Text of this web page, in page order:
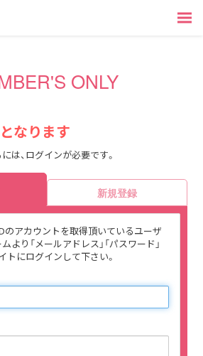
ONLY
なります
は、ログインが必要です。
新規登録
のアカウントを取得頂いているユーザ
より「メールアドレス」「パスワード」
トにログインして下さい。